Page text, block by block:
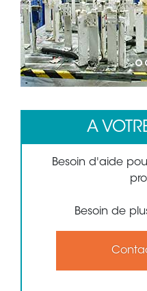
1
A
Besoin d'aide
Besoin de